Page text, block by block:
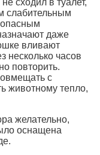
слабительным
даже
вливают
несколько часов
повторить.
с
животному тепло,
желательно,
оснащена